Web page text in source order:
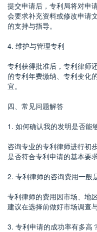
提交申请后，专利局将对申
会要求补充资料或修改申请
的支持与指导。
4. 维护与管理专利
专利获得批准后，专利律师
的专利年费缴纳、专利变化
宜。
四、常见问题解答
1. 如何确认我的发明是否能
咨询专业的专利律师进行初
是否符合专利申请的基本要求
2. 专利律师的咨询费用一般
专利律师的费用因市场、地
建议在选择前做好市场调查与
3. 专利申请的成功率有多高